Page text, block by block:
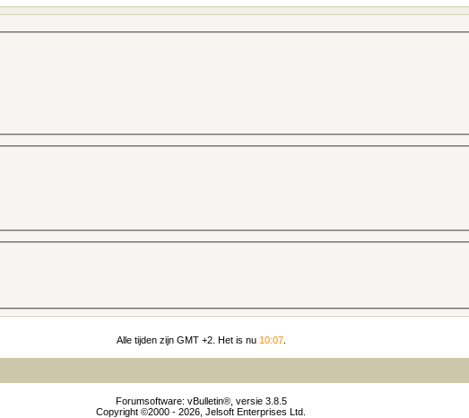
Alle tijden zijn GMT +2. Het is nu 10:07.
Forumsoftware: vBulletin®, versie 3.8.5
Copyright ©2000 - 2026, Jelsoft Enterprises Ltd.